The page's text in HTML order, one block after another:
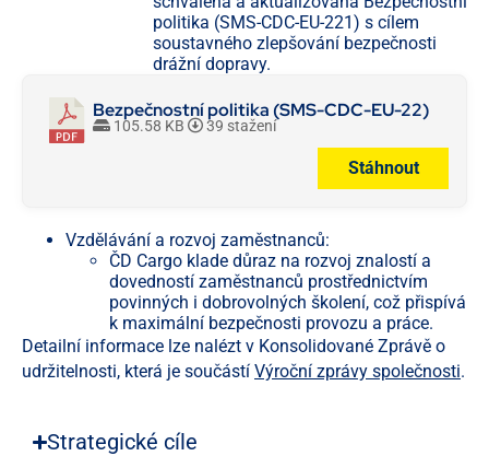
politika (SMS-CDC-EU-221) s cílem
soustavného zlepšování bezpečnosti
drážní dopravy.
Bezpečnostní politika (SMS-CDC-EU-22)
105.58 KB 39 stažení
Stáhnout
Vzdělávání a rozvoj zaměstnanců:
ČD Cargo klade důraz na rozvoj znalostí a
dovedností zaměstnanců prostřednictvím
povinných i dobrovolných školení, což přispívá
k maximální bezpečnosti provozu a práce.
Detailní informace lze nalézt v Konsolidované Zprávě o
udržitelnosti, která je součástí Výroční zprávy společnosti.
Strategické cíle